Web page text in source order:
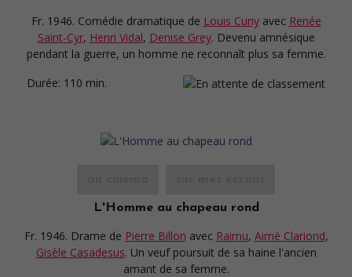
Fr. 1946. Comédie dramatique de Louis Cuny avec Renée
Saint-Cyr, Henri Vidal, Denise Grey. Devenu amnésique
pendant la guerre, un homme ne reconnaît plus sa femme.
Durée: 110 min.
L'Homme au chapeau rond
Fr. 1946. Drame de Pierre Billon avec Raimu, Aimé Clariond,
Gisèle Casadesus. Un veuf poursuit de sa haine l'ancien
amant de sa femme.